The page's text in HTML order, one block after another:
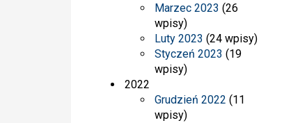
Marzec 2023 (26
wpisy)
Luty 2023 (24 wpisy)
Styczeń 2023 (19
wpisy)
2022
Grudzień 2022 (11
wpisy)